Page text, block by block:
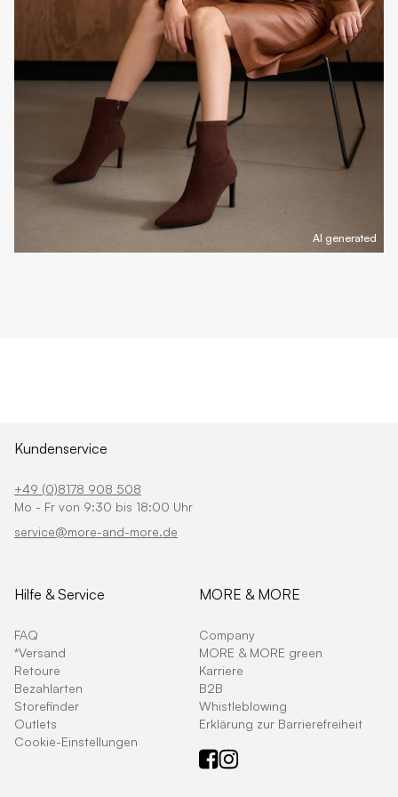
AI generated
Kundenservice
+49 (0)8178 908 508
Mo - Fr von 9:30 bis 18:00 Uhr
service@more-and-more.de
Hilfe & Service
FAQ
*Versand
Retoure
Bezahlarten
Storefinder
Outlets
Cookie-Einstellungen
MORE & MORE
Company
MORE & MORE green
Karriere
B2B
Whistleblowing
Erklärung zur Barrierefreiheit